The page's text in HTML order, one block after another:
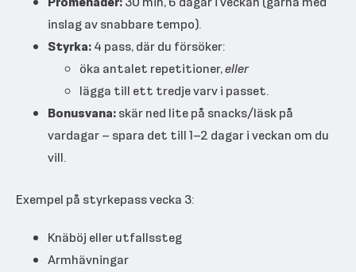
inslag av snabbare tempo).
Styrka:4 pass, där du försöker:
öka antalet repetitioner,eller
lägga till ett tredje varv i passet.
Bonusvana:skär ned lite på snacks/läsk på
vardagar – spara det till 1–2 dagar i veckan om du
vill.
Exempel på styrkepass vecka 3:
Knäböj eller utfallssteg
Armhävningar